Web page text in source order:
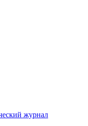
журнал